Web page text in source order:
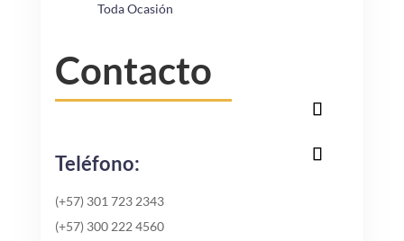
Toda Ocasión
Contacto
Teléfono:
(+57) 301 723 2343
(+57) 300 222 4560